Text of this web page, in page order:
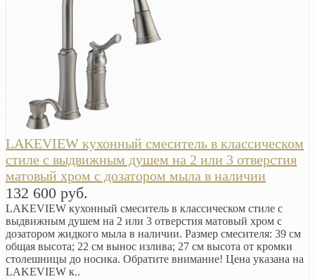
LAKEVIEW кухонный смеситель в классическом
стиле с выдвижным душем на 2 или 3 отверстия
матовый хром с дозатором мыла в наличии
132 600 руб.
LAKEVIEW кухонный смеситель в классическом стиле с
выдвижным душем на 2 или 3 отверстия матовый хром с
дозатором жидкого мыла в наличии. Размер смесителя: 39 см
общая высота; 22 см вынос излива; 27 см высота от кромки
столешницы до носика. Обратите внимание! Цена указана на
LAKEVIEW к..